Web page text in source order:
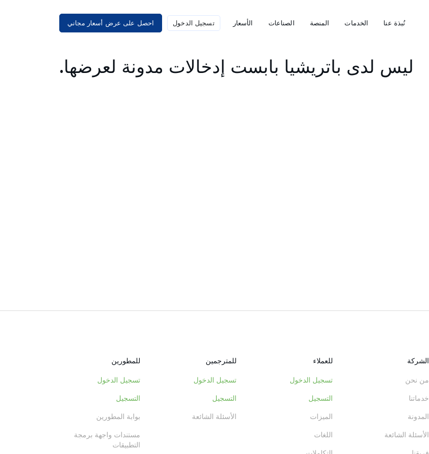
نُبذة عنا الخدمات المنصة الصناعات الأسعار تسجيل الدخول احصل على عرض أسعار مجاني
ليس لدى باتريشيا بابست إدخالات مدونة لعرضها.
الشركة
من نحن
خدماتنا
المدونة
الأسئلة الشائعة
للعملاء
تسجيل الدخول
التسجيل
الميزات
اللغات
للمترجمين
تسجيل الدخول
التسجيل
الأسئلة الشائعة
للمطورين
تسجيل الدخول
التسجيل
بوابة المطورين
مستندات واجهة برمجة
التطبيقات